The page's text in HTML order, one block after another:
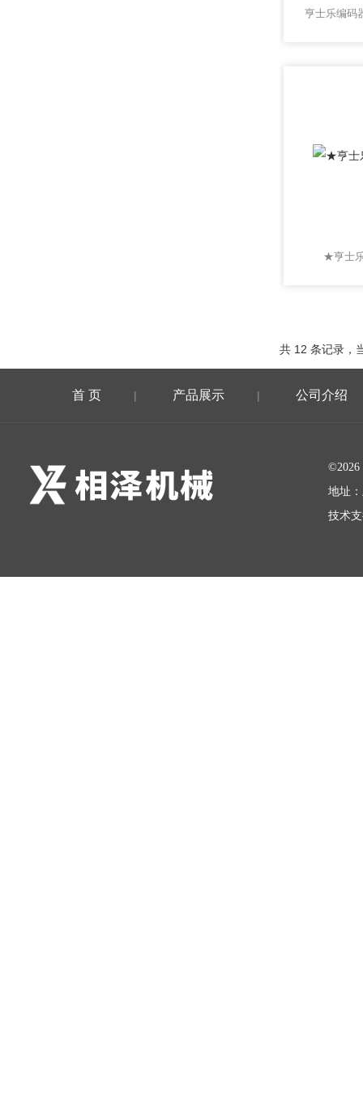
亨士乐编码
★亨士
共 12 条记录
首 页 | 产品展示 | 公司介绍
地址
技术